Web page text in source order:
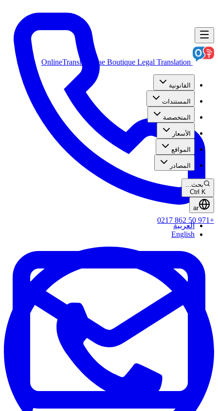
+971 50 862 0217
OnlineTranslation.ae Boutique Legal Translation
القانونية
المستندات
المتخصصة
الأسعار
المواقع
المصادر
بحث...
Ctrl K
ar
العربية
English